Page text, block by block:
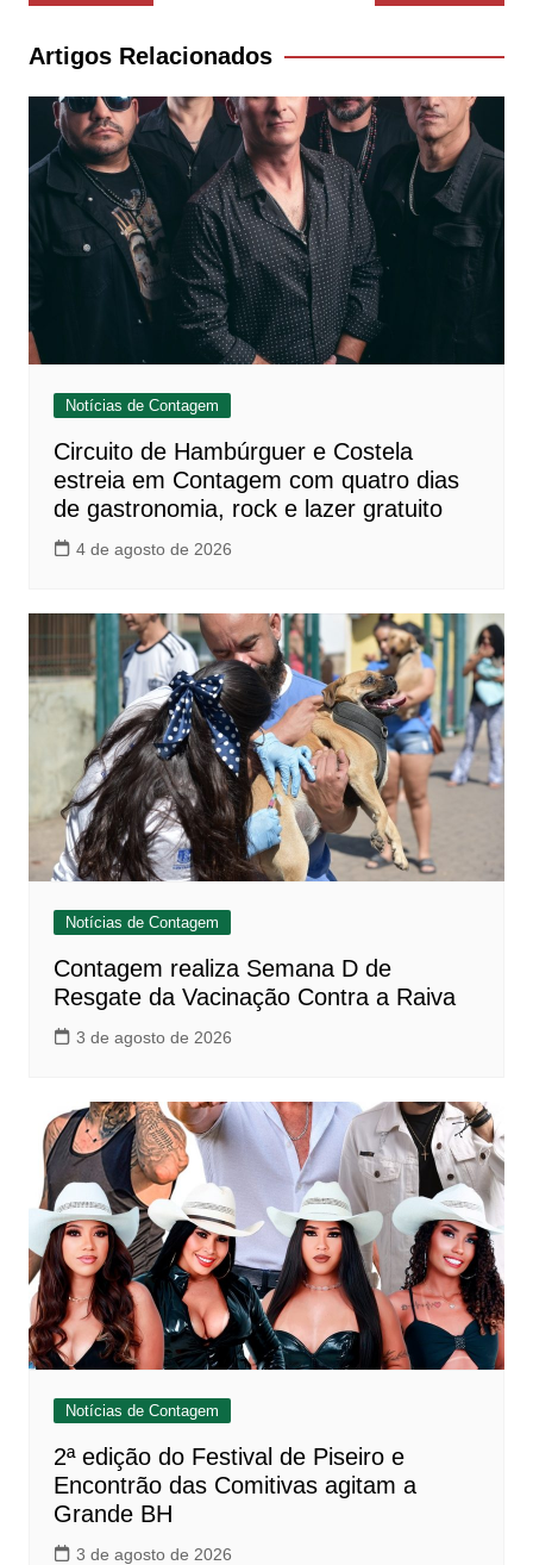
Post
Artigos Relacionados
Notícias de Contagem
Circuito de Hambúrguer e Costela
estreia em Contagem com quatro dias
de gastronomia, rock e lazer gratuito
4 de agosto de 2026
Notícias de Contagem
Contagem realiza Semana D de
Resgate da Vacinação Contra a Raiva
3 de agosto de 2026
Notícias de Contagem
2ª edição do Festival de Piseiro e
Encontrão das Comitivas agitam a
Grande BH
3 de agosto de 2026